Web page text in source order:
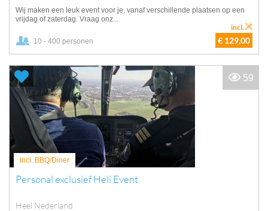
Wij maken een leuk event voor je, vanaf verschillende plaatsen op een
vrijdag of zaterdag. Vraag onz...
10 - 400 personen € 129,00
incl.
Incl. BBQ/Diner
Personal exclusief Heli Event
Heel Nederland
59